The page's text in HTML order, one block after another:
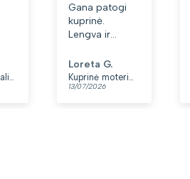
Gana patogi
kuprinė.
Lengva ir
Patinka, kad
yra du skyriai.
👍
Loreta G.
13/07/2026